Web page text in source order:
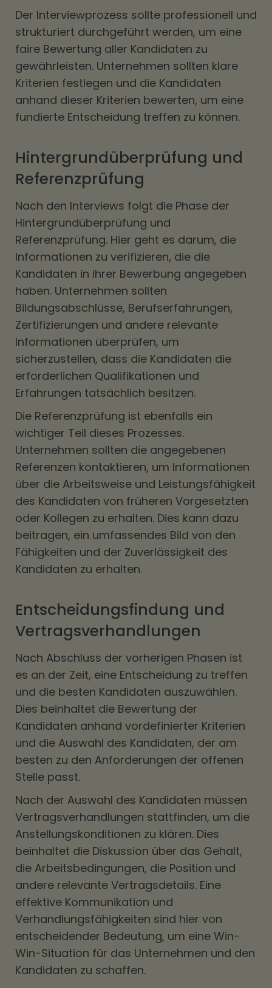
Der Interviewprozess sollte professionell und
strukturiert durchgeführt werden, um eine
faire Bewertung aller Kandidaten zu
gewährleisten. Unternehmen sollten klare
Kriterien festlegen und die Kandidaten
anhand dieser Kriterien bewerten, um eine
fundierte Entscheidung treffen zu können.
Hintergrundüberprüfung und
Referenzprüfung
Nach den Interviews folgt die Phase der
Hintergrundüberprüfung und
Referenzprüfung. Hier geht es darum, die
Informationen zu verifizieren, die die
Kandidaten in ihrer Bewerbung angegeben
haben. Unternehmen sollten
Bildungsabschlüsse, Berufserfahrungen,
Zertifizierungen und andere relevante
Informationen überprüfen, um
sicherzustellen, dass die Kandidaten die
erforderlichen Qualifikationen und
Erfahrungen tatsächlich besitzen.
Die Referenzprüfung ist ebenfalls ein
wichtiger Teil dieses Prozesses.
Unternehmen sollten die angegebenen
Referenzen kontaktieren, um Informationen
über die Arbeitsweise und Leistungsfähigkeit
des Kandidaten von früheren Vorgesetzten
oder Kollegen zu erhalten. Dies kann dazu
beitragen, ein umfassendes Bild von den
Fähigkeiten und der Zuverlässigkeit des
Kandidaten zu erhalten.
Entscheidungsfindung und
Vertragsverhandlungen
Nach Abschluss der vorherigen Phasen ist
es an der Zeit, eine Entscheidung zu treffen
und die besten Kandidaten auszuwählen.
Dies beinhaltet die Bewertung der
Kandidaten anhand vordefinierter Kriterien
und die Auswahl des Kandidaten, der am
besten zu den Anforderungen der offenen
Stelle passt.
Nach der Auswahl des Kandidaten müssen
Vertragsverhandlungen stattfinden, um die
Anstellungskonditionen zu klären. Dies
beinhaltet die Diskussion über das Gehalt,
die Arbeitsbedingungen, die Position und
andere relevante Vertragsdetails. Eine
effektive Kommunikation und
Verhandlungsfähigkeiten sind hier von
entscheidender Bedeutung, um eine Win-
Win-Situation für das Unternehmen und den
Kandidaten zu schaffen.